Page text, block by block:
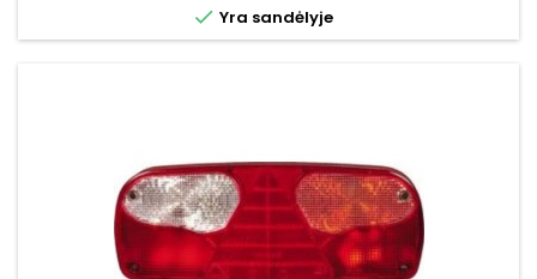
 Yra sandėlyje